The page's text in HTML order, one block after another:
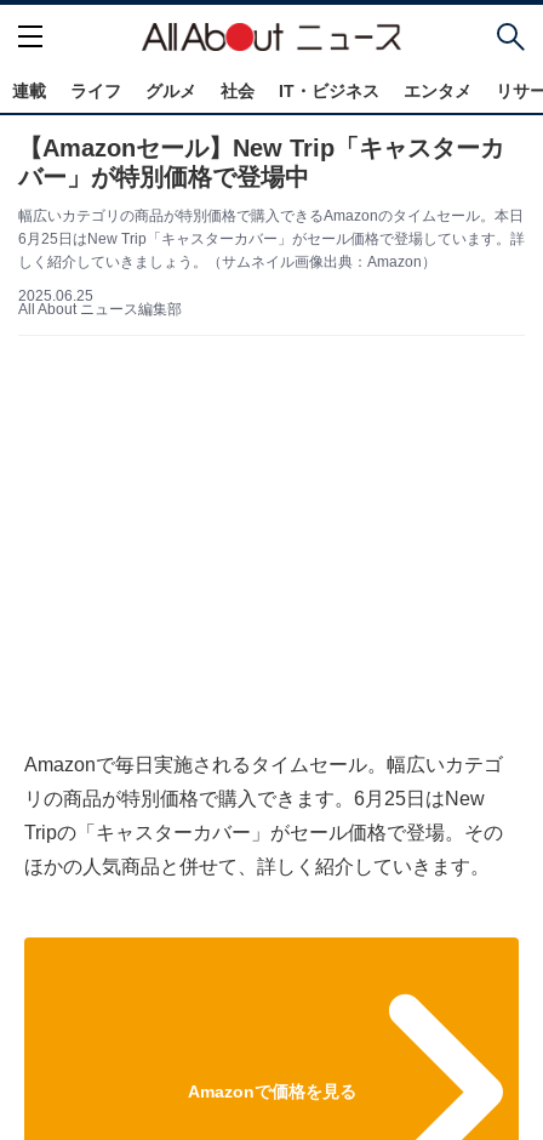
連載 ライフ グルメ 社会 IT・ビジネス エンタメ リサ
【Amazonセール】New Trip「キャスターカ
バー」が特別価格で登場中
幅広いカテゴリの商品が特別価格で購入できるAmazonのタイムセール。本日
6月25日はNew Trip「キャスターカバー」がセール価格で登場しています。詳
しく紹介していきましょう。（サムネイル画像出典：Amazon）
2025.06.25
All About ニュース編集部
Amazonで毎日実施されるタイムセール。幅広いカテゴ
リの商品が特別価格で購入できます。6月25日はNew
Tripの「キャスターカバー」がセール価格で登場。その
ほかの人気商品と併せて、詳しく紹介していきます。
Amazonで価格を見る